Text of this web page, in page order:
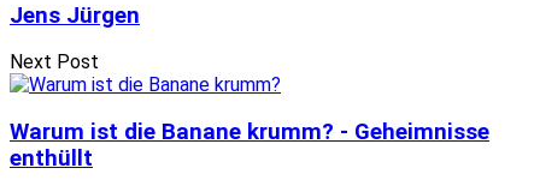
Jens Jürgen
Next Post
Warum ist die Banane krumm? - Geheimnisse
enthüllt